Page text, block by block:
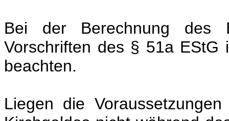
Bei der Berechnung des
Vorschriften des § 51a
beachten.
Liegen die